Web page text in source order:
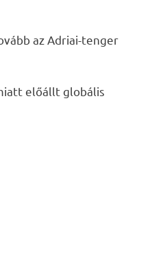
az Adriai-tenger
előállt globális